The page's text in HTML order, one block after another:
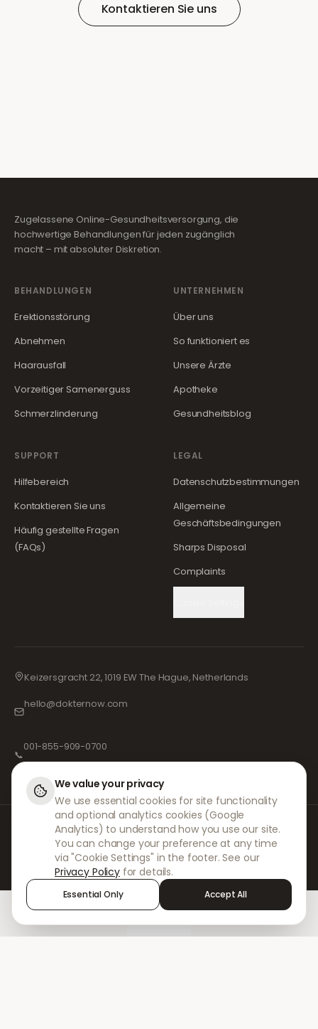
Kontaktieren Sie uns
Zugelassene Online-Gesundheitsversorgung, die
hochwertige Behandlungen für jeden zugänglich
macht – mit absoluter Diskretion.
BEHANDLUNGEN
Erektionsstörung
Abnehmen
Haarausfall
Vorzeitiger Samenerguss
Schmerzlinderung
UNTERNEHMEN
Über uns
So funktioniert es
Unsere Ärzte
Apotheke
Gesundheitsblog
SUPPORT
Hilfebereich
Kontaktieren Sie uns
Häufig gestellte Fragen
(FAQs)
LEGAL
Datenschutzbestimmungen
Allgemeine
Geschäftsbedingungen
Sharps Disposal
Complaints
Keizersgracht 22, 1019 EW The Hague, Netherlands
hello@dokternow.com
📞
001-855-909-0700
Bei DokterNow arbeiten wir mit vollständig registrierten Ärzten und
Apotheken sowie erfahrenen medizinischen Fachkräften zusammen, um
sicherzustellen, dass Ihre Rezepte sicher und mit größter Sorgfalt
verwaltet werden. Unsere registrierten unabhängigen Verschreiber
übernehmen alle Konsultationen und Verschreibungen. Unsere
Partnerapotheken kümmern sich um die Abgabe und den Versand der
Medikamente.
We value your privacy
We use essential cookies for site functionality
and optional analytics cookies (Google
Analytics) to understand how you use our site.
You can change your preference at any time
via "Cookie Settings" in the footer. See our
Privacy Policy for details.
Essential Only Accept All
Sign in